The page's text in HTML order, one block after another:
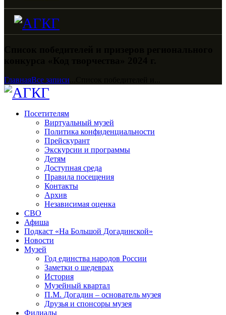
ГлавнаяВсе записи
Посетителям
Виртуальный музей
Политика конфиденциальности
Прейскурант
Экскурсии и программы
Детям
Доступная среда
Правила посещения
Контакты
Архив
Независимая оценка
СВО
Афиша
Подкаст «На Большой Догадинской»
Новости
Музей
Год единства народов России
Заметки о шедеврах
История
Музейный квартал
П.М. Догадин – основатель музея
Друзья и спонсоры музея
Филиалы